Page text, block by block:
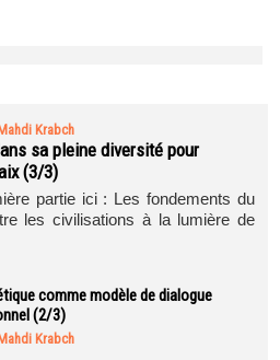
Krabch
sa pleine diversité pour
(3/3)
partie ici : Les fondements du
les civilisations à la lumière de
comme modèle de dialogue
(2/3)
Krabch